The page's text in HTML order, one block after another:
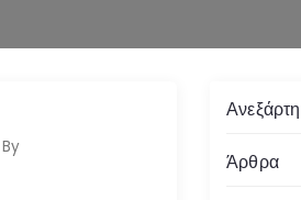
By
Άρθρα